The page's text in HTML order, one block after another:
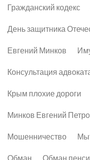
Гражданский кодекс
День защитника
Евгений Минков
Консультация
Крым плохие дороги
Минков Евгений
Мошенничество
Обман Обман